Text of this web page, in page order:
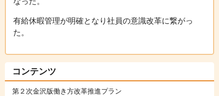
有給休暇管理が明確となり社員の意識改革に繋がっ
た。
コンテンツ
第２次金沢版働き方改革推進プラン